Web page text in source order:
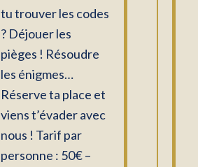
tu trouver les codes
? Déjouer les
pièges ! Résoudre
les énigmes…
Réserve ta place et
viens t’évader avec
nous ! Tarif par
personne : 50€ –